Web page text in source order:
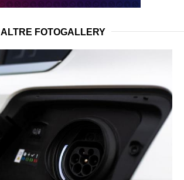
ALTRE FOTOGALLERY